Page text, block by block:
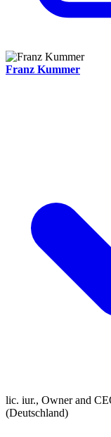
Franz Kummer
lic. iur., Owner and
(Deutschland)